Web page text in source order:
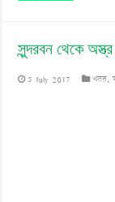
সুন্দরবন থেকে
5 July 2017 খবর,